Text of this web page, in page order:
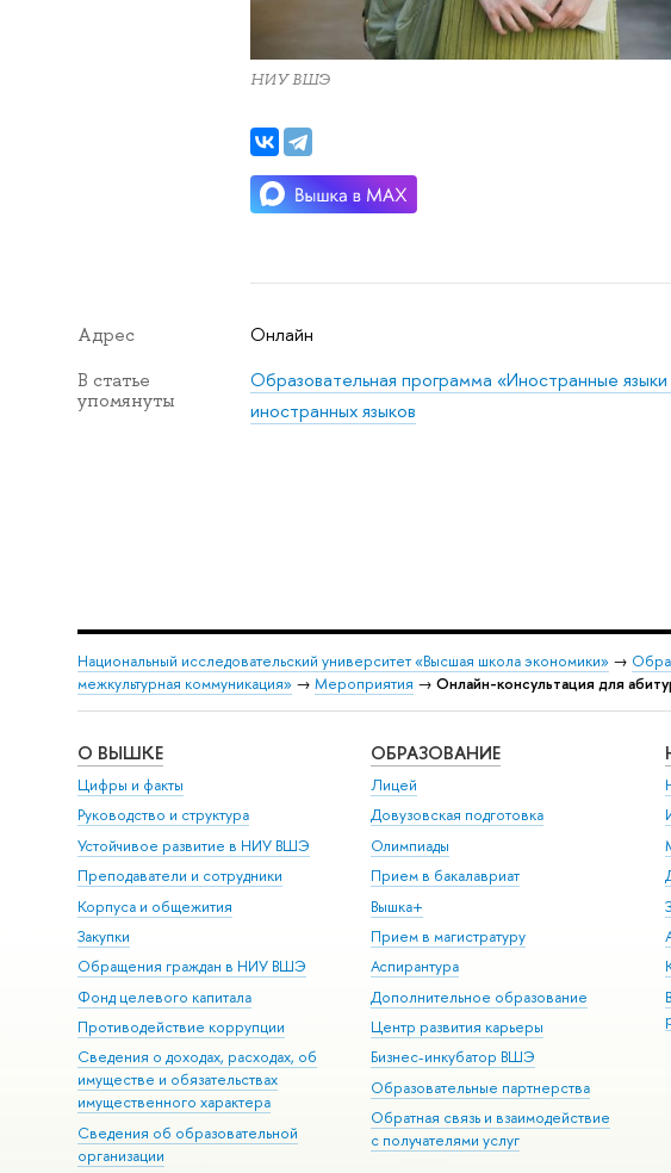
НИУ ВШЭ
Адрес Онлайн
В статье
упомянуты
Образовательная программа «Иностранные
иностранных языков
Национальный исследовательский университет «Высшая школа экономики» →
межкультурная коммуникация» → Мероприятия → Онлайн-консультация для
О ВЫШКЕ
Цифры и факты
Руководство и структура
Устойчивое развитие в НИУ ВШЭ
Преподаватели и сотрудники
Корпуса и общежития
Закупки
Обращения граждан в НИУ ВШЭ
Фонд целевого капитала
Противодействие коррупции
Сведения о доходах, расходах, об
имуществе и обязательствах
имущественного характера
Сведения об образовательной
организации
ОБРАЗОВАНИЕ
Лицей
Довузовская подготовка
Олимпиады
Прием в бакалавриат
Вышка+
Прием в магистратуру
Аспирантура
Дополнительное образование
Центр развития карьеры
Бизнес-инкубатор ВШЭ
Образовательные партнерства
Обратная связь и взаимодействие
с получателями услуг